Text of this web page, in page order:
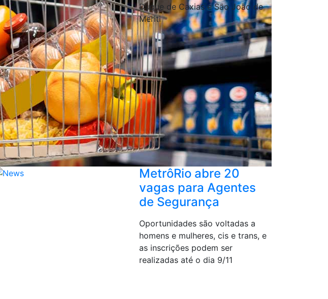
Duque de Caxias e São João de
Meriti
MetrôRio abre 20
vagas para Agentes
de Segurança
Oportunidades são voltadas a
homens e mulheres, cis e trans, e
as inscrições podem ser
realizadas até o dia 9/11